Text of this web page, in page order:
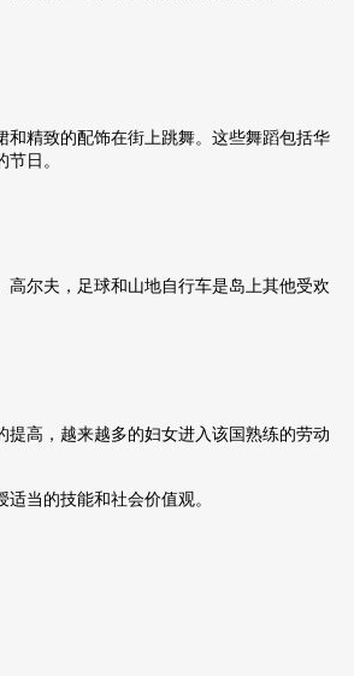
精致的配饰在街上跳舞。这些舞蹈包括华
日。
尔夫，足球和山地自行车是岛上其他受欢
高，越来越多的妇女进入该国熟练的劳动
当的技能和社会价值观。